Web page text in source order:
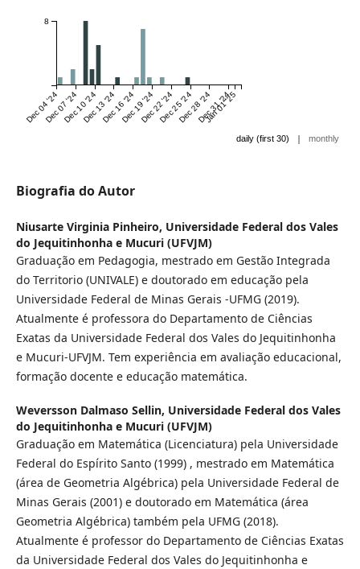
Dec 04 '24Dec 07 '24Dec 10 '24Dec 13 '24Dec 16 '24Dec 19 '24Dec 22 '24Dec 25 '24Dec 28 '24Dec 31 '24
Jan 01 '25
8
daily (first 30) | monthly
Biografia do Autor
Niusarte Virginia Pinheiro, Universidade Federal dos Vales
do Jequitinhonha e Mucuri (UFVJM)
Graduação em Pedagogia, mestrado em Gestão Integrada
do Territorio (UNIVALE) e doutorado em educação pela
Universidade Federal de Minas Gerais -UFMG (2019).
Atualmente é professora do Departamento de Ciências
Exatas da Universidade Federal dos Vales do Jequitinhonha
e Mucuri-UFVJM. Tem experiência em avaliação educacional,
formação docente e educação matemática.
Weversson Dalmaso Sellin, Universidade Federal dos Vales
do Jequitinhonha e Mucuri (UFVJM)
Graduação em Matemática (Licenciatura) pela Universidade
Federal do Espírito Santo (1999) , mestrado em Matemática
(área de Geometria Algébrica) pela Universidade Federal de
Minas Gerais (2001) e doutorado em Matemática (área
Geometria Algébrica) também pela UFMG (2018).
Atualmente é professor do Departamento de Ciências Exatas
da Universidade Federal dos Vales do Jequitinhonha e